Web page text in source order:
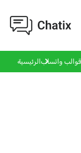
الرئيسيةقوالب واتساب